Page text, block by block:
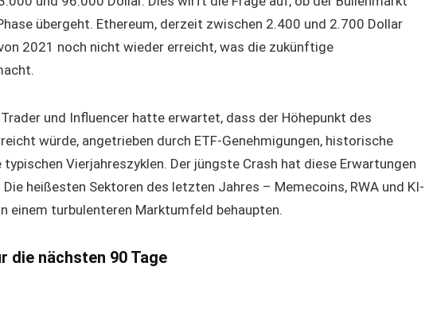
übergeht. Ethereum, derzeit zwischen 2.400 und 2.700 Dollar
2021 noch nicht wieder erreicht, was die zukünftige
und Influencer hatte erwartet, dass der Höhepunkt des
würde, angetrieben durch ETF-Genehmigungen, historische
typischen Vierjahreszyklen. Der jüngste Crash hat diese Erwartungen
heißesten Sektoren des letzten Jahres – Memecoins, RWA und KI-
einem turbulenteren Marktumfeld behaupten.
die nächsten 90 Tage